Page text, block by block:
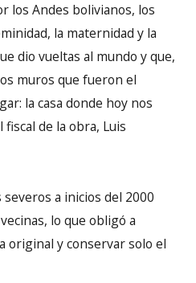
los Andes bolivianos, los
la maternidad y la
dio vueltas al mundo y que,
muros que fueron el
la casa donde hoy nos
de la obra, Luis
a inicios del 2000
lo que obligó a
original y conservar solo el